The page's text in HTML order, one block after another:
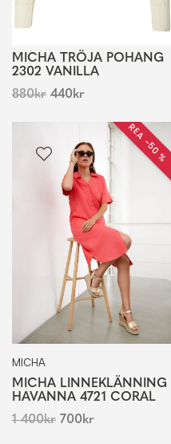
MICHA TRÖJA POHANG
2302 VANILLA
880kr 440kr
REA −50 %
MICHA
MICHA LINNEKLÄNNING
HAVANNA 4721 CORAL
1 400kr 700kr